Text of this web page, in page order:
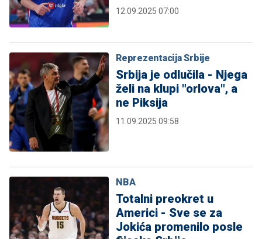
12.09.2025 07:00
Reprezentacija Srbije
Srbija je odlučila - Njega
želi na klupi "orlova", a
ne Piksija
11.09.2025 09:58
NBA
Totalni preokret u
Americi - Sve se za
Jokića promenilo posle